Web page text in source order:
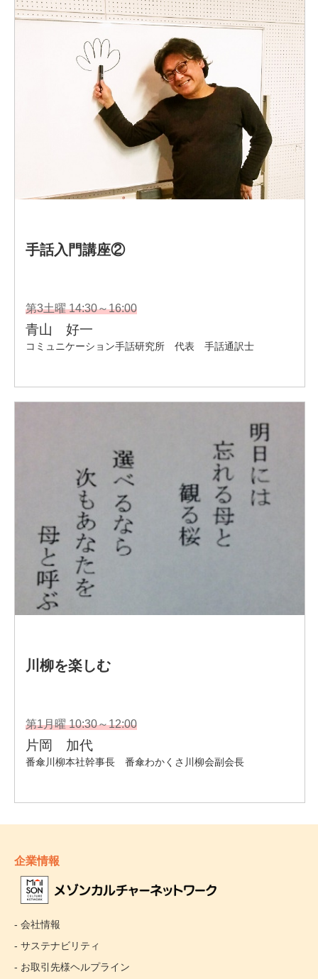
企業情報
- 会社情報
- サステナビリティ
- お取引先様ヘルプライン